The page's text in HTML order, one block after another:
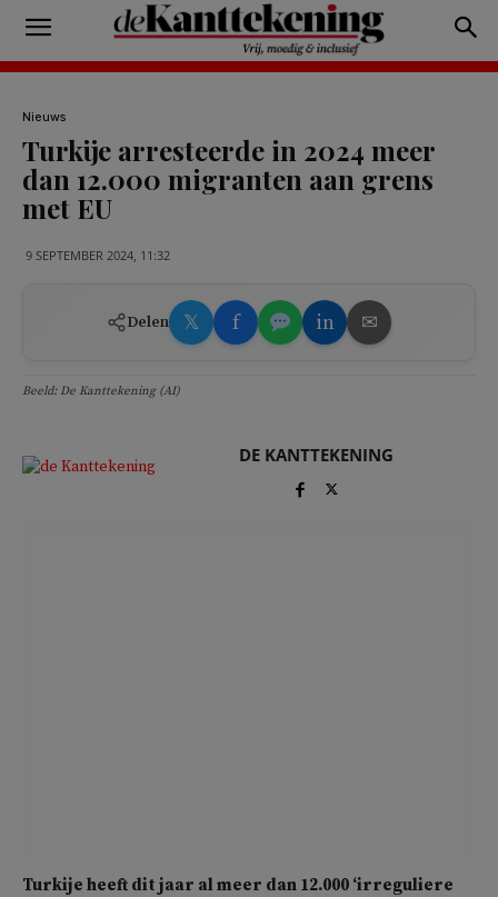
Nieuws
Turkije arresteerde in 2024 meer
dan 12.000 migranten aan grens
met EU
9 SEPTEMBER 2024, 11:32
Delen 𝕏 f in ✉
Beeld: De Kanttekening (AI)
DE KANTTEKENING
Turkije heeft dit jaar al meer dan 12.000 ‘irreguliere